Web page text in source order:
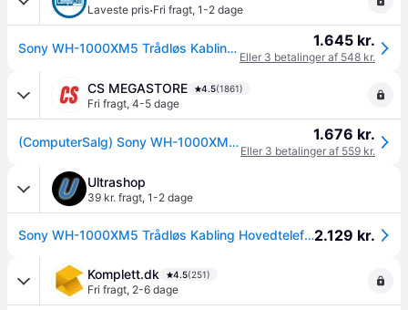
Laveste pris·Fri fragt, 1-2 dage
Sony WH-1000XM5 Trådløs Kabling Hovedtelefoner Blå --> På lager, levering hos dig 10-08-2026 1.645 kr.
Eller 3 betalinger af 548 kr.
CS MEGASTORE 4.5(1861)
Fri fragt, 4-5 dage
(ComputerSalg) Sony WH-1000XM5 - Hovedtelefoner med mik. - fuld størrelse - Bluetooth - trådløs, kablet - aktiv støjfjerning - 3,5 mm jackstik - midnatsblå 1.676 kr.
Eller 3 betalinger af 559 kr.
Ultrashop
39 kr. fragt, 1-2 dage
Sony WH-1000XM5 Trådløs Kabling Hovedtelefoner Blå.2.129 kr.
Komplett.dk 4.5(251)
Fri fragt, 2-6 dage